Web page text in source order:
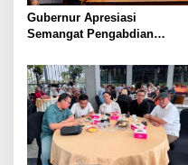
Gubernur Apresiasi
Semangat Pengabdian
Menjaga Stabilitas Lampung